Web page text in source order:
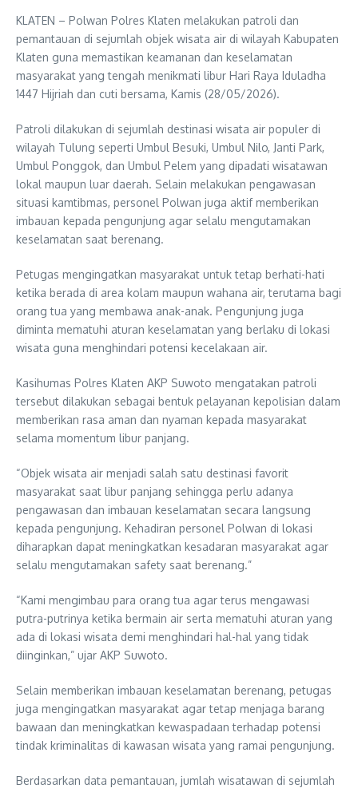
KLATEN – Polwan Polres Klaten melakukan patroli dan
pemantauan di sejumlah objek wisata air di wilayah Kabupaten
Klaten guna memastikan keamanan dan keselamatan
masyarakat yang tengah menikmati libur Hari Raya Iduladha
1447 Hijriah dan cuti bersama, Kamis (28/05/2026).
Patroli dilakukan di sejumlah destinasi wisata air populer di
wilayah Tulung seperti Umbul Besuki, Umbul Nilo, Janti Park,
Umbul Ponggok, dan Umbul Pelem yang dipadati wisatawan
lokal maupun luar daerah. Selain melakukan pengawasan
situasi kamtibmas, personel Polwan juga aktif memberikan
imbauan kepada pengunjung agar selalu mengutamakan
keselamatan saat berenang.
Petugas mengingatkan masyarakat untuk tetap berhati-hati
ketika berada di area kolam maupun wahana air, terutama bagi
orang tua yang membawa anak-anak. Pengunjung juga
diminta mematuhi aturan keselamatan yang berlaku di lokasi
wisata guna menghindari potensi kecelakaan air.
Kasihumas Polres Klaten AKP Suwoto mengatakan patroli
tersebut dilakukan sebagai bentuk pelayanan kepolisian dalam
memberikan rasa aman dan nyaman kepada masyarakat
selama momentum libur panjang.
“Objek wisata air menjadi salah satu destinasi favorit
masyarakat saat libur panjang sehingga perlu adanya
pengawasan dan imbauan keselamatan secara langsung
kepada pengunjung. Kehadiran personel Polwan di lokasi
diharapkan dapat meningkatkan kesadaran masyarakat agar
selalu mengutamakan safety saat berenang.”
“Kami mengimbau para orang tua agar terus mengawasi
putra-putrinya ketika bermain air serta mematuhi aturan yang
ada di lokasi wisata demi menghindari hal-hal yang tidak
diinginkan,” ujar AKP Suwoto.
Selain memberikan imbauan keselamatan berenang, petugas
juga mengingatkan masyarakat agar tetap menjaga barang
bawaan dan meningkatkan kewaspadaan terhadap potensi
tindak kriminalitas di kawasan wisata yang ramai pengunjung.
Berdasarkan data pemantauan, jumlah wisatawan di sejumlah